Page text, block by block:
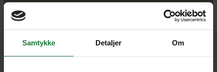
Samtykke Detaljer Om
Vi har også fornøjelsen af at tilbyde et godt udvalg af
rundrejser til Grønland i selskab med vidende
rejseleder. Og med kun 10-24 deltagere er der både